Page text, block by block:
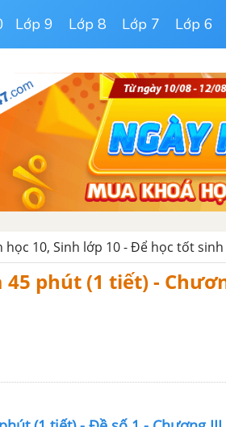
Lớp 9 Lớp 8 Lớp 7 Lớp 6
học 10, Sinh lớp 10 - Để học tốt
phút (1 tiết) -